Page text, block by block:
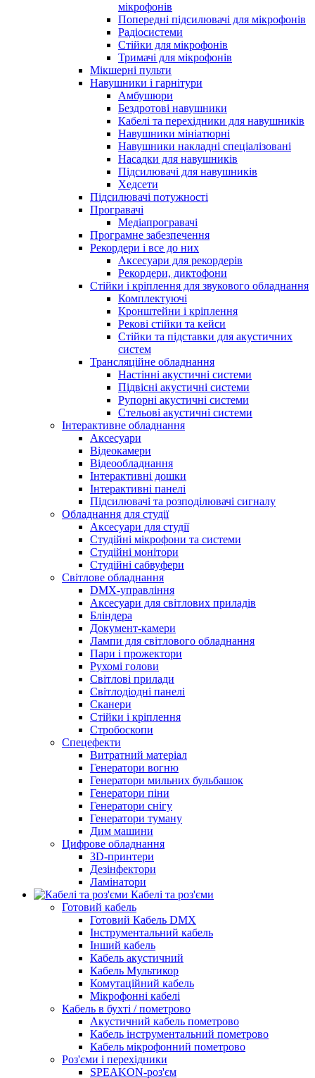
мікрофонів
Попередні підсилювачі для мікрофонів
Радіосистеми
Стійки для мікрофонів
Тримачі для мікрофонів
Мікшерні пульти
Навушники і гарнітури
Амбушюри
Бездротові навушники
Кабелі та перехідники для навушників
Навушники мініатюрні
Навушники накладні спеціалізовані
Насадки для навушників
Підсилювачі для навушників
Хедсети
Підсилювачі потужності
Програвачі
Медіапрогравачі
Програмне забезпечення
Рекордери і все до них
Аксесуари для рекордерів
Рекордери, диктофони
Стійки і кріплення для звукового обладнання
Комплектуючі
Кронштейни і кріплення
Рекові стійки та кейси
Стійки та підставки для акустичних
систем
Трансляційне обладнання
Настінні акустичні системи
Підвісні акустичні системи
Рупорні акустичні системи
Стельові акустичні системи
Інтерактивне обладнання
Аксесуари
Відеокамери
Відеообладнання
Інтерактивні дошки
Інтерактивні панелі
Підсилювачі та розподілювачі сигналу
Обладнання для студії
Аксесуари для студії
Студійні мікрофони та системи
Студійні монітори
Студійні сабвуфери
Світлове обладнання
DMX-управління
Аксесуари для світлових приладів
Бліндера
Документ-камери
Лампи для світлового обладнання
Пари і прожектори
Рухомі голови
Світлові прилади
Світлодіодні панелі
Сканери
Стійки і кріплення
Стробоскопи
Спецефекти
Витратний матеріал
Генератори вогню
Генератори мильних бульбашок
Генератори піни
Генератори снігу
Генератори туману
Дим машини
Цифрове обладнання
3D-принтери
Дезінфектори
Ламінатори
Кабелі та роз'єми
Готовий кабель
Готовий Кабель DMX
Інструментальний кабель
Інший кабель
Кабель акустичний
Кабель Мультикор
Комутаційний кабель
Мікрофонні кабелі
Кабель в бухті / пометрово
Акустичний кабель пометрово
Кабель інструментальний пометрово
Кабель мікрофонний пометрово
Роз'єми і перехідники
SPEAKON-роз'єм